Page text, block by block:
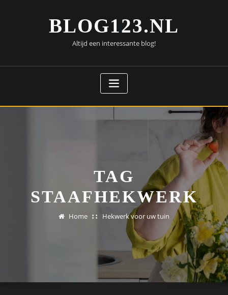
BLOG123.NL
Altijd een interessante blog!
TAG
STAAFHEKWERK
Home Hekwerk voor uw tuin